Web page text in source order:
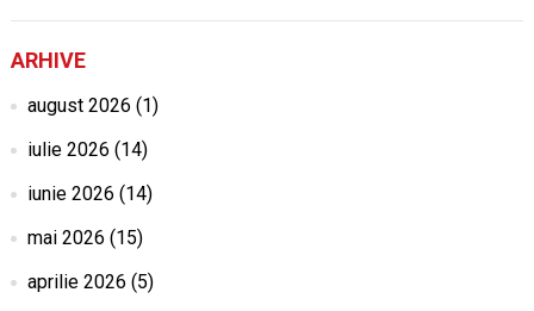
ARHIVE
august 2026 (1)
iulie 2026 (14)
iunie 2026 (14)
mai 2026 (15)
aprilie 2026 (5)